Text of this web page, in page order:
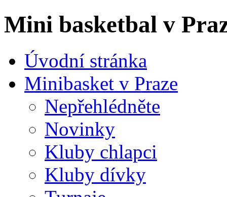
Mini basketbal v
Úvodní stránka
Minibasket v Praze
Nepřehlédněte
Novinky
Kluby chlapci
Kluby dívky